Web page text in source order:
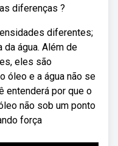
diferenças ?
diferentes;
da água. Além de
eles são
óleo e a água não se
entenderá por que o
não sob um ponto
força